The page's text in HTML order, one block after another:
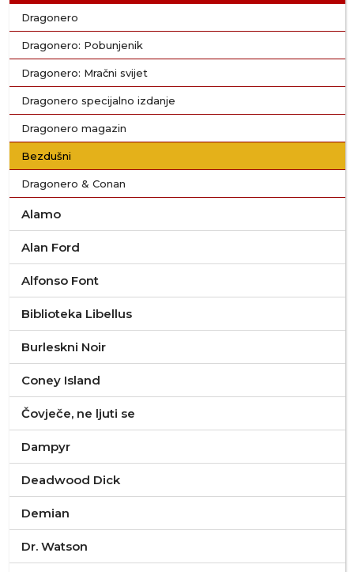
Dragonero
Dragonero: Pobunjenik
Dragonero: Mračni svijet
Dragonero specijalno izdanje
Dragonero magazin
Bezdušni
Dragonero & Conan
Alamo
Alan Ford
Alfonso Font
Biblioteka Libellus
Burleskni Noir
Coney Island
Čovječe, ne ljuti se
Dampyr
Deadwood Dick
Demian
Dr. Watson